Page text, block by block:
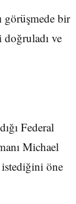
görüşmede bir
ve
Federal
Michael
istediğini öne